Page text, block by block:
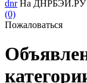
dnr На ДНРБЭЙ.РУ
(0)
Пожаловаться